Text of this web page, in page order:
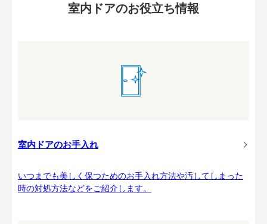
室内ドアのお役立ち情報
室内ドアのお手入れ
いつまでも美しく保つためのお手入れ方法や汚してしまった
時の対処方法などをご紹介します。